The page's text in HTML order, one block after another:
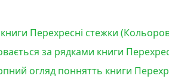
Перехресні стежки
за рядками книги
огляд поннятть книги